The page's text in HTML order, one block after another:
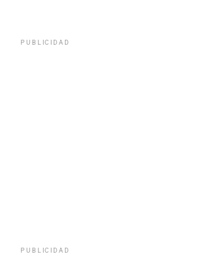
PUBLICIDAD
PUBLICIDAD